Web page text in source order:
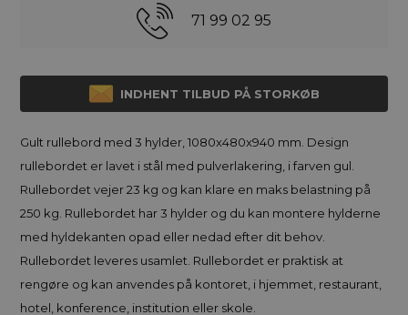
71 99 02 95
INDHENT TILBUD PÅ STORKØB
Gult rullebord med 3 hylder, 1080x480x940 mm. Design
rullebordet er lavet i stål med pulverlakering, i farven gul.
Rullebordet vejer 23 kg og kan klare en maks belastning på
250 kg. Rullebordet har 3 hylder og du kan montere hylderne
med hyldekanten opad eller nedad efter dit behov.
Rullebordet leveres usamlet. Rullebordet er praktisk at
rengøre og kan anvendes på kontoret, i hjemmet, restaurant,
hotel, konference, institution eller skole.